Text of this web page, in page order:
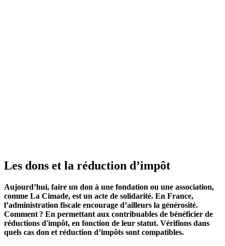
Les dons et la réduction d’impôt
Aujourd’hui, faire un don à une fondation ou une association,
comme La Cimade, est un acte de solidarité. En France,
l’administration fiscale encourage d’ailleurs la générosité.
Comment ? En permettant aux contribuables de bénéficier de
réductions d'impôt, en fonction de leur statut. Vérifions dans
quels cas don et réduction d’impôts sont compatibles.